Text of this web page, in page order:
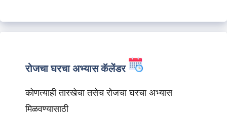
रोजचा घरचा अभ्यास कॅलेंडर
कोणत्याही तारखेचा तसेच रोजचा घरचा अभ्यास
मिळवण्यासाठी